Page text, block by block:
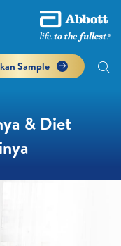
Sample
& Diet